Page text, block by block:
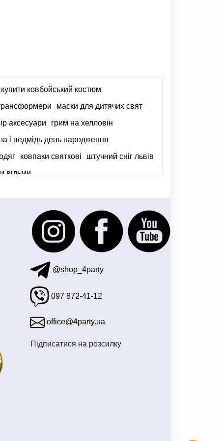
купити ковбойський костюм
маски для дитячих свят
аксесуари
грим на хелловін
і ведмідь день народження
ковпаки святкові
штучний сніг львів
відьми
@shop_4party
097 872-41-12
office@4party.ua
Підписатися на розсилку